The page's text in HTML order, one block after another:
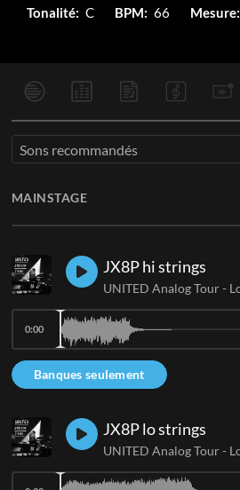
Tonalité: C BPM: 66 Mesure:
Sons recommandés
MAINSTAGE
JX8P hi strings
Banques seulement
0:00
JX8P lo strings